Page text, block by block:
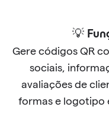
💡
Gere códigos QR
sociais,
avaliações de
formas e logotipo